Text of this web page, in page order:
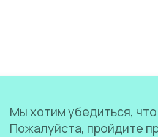
Мы хотим убедиться,
Пожалуйста, пройдите